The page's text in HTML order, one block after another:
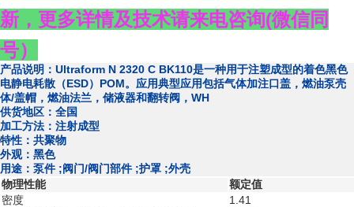
新，更多详情及技术请来电咨询(微信同
号）
产品说明：Ultraform N 2320 C BK110是一种用于注塑成型的着色黑色
电静电耗散（ESD）POM。应用典型应用包括气体加注口盖，燃油泵壳
体/盖帽，燃油法兰，储液器和翻转阀，WH
供货地区：全国
加工方法：注射成型
特性：共聚物
外观：黑色
用途：泵件 ;阀门/阀门部件 ;护罩 ;外壳
物理性能
额定值
密度
1.41